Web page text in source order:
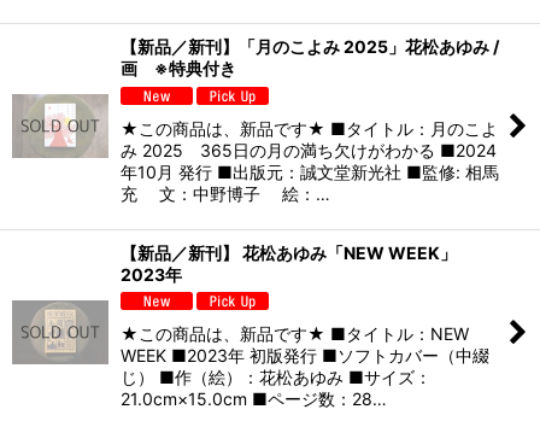
【新品／新刊】「月のこよみ 2025」花松あゆみ /
画 ※特典付き
★この商品は、新品です★ ■タイトル：月のこよ
み 2025 365日の月の満ち欠けがわかる ■2024
年10月 発行 ■出版元：誠文堂新光社 ■監修: 相馬
充 文：中野博子 絵：…
【新品／新刊】 花松あゆみ「NEW WEEK」
2023年
★この商品は、新品です★ ■タイトル：NEW
WEEK ■2023年 初版発行 ■ソフトカバー（中綴
じ） ■作（絵）：花松あゆみ ■サイズ：
21.0cm×15.0cm ■ページ数：28…